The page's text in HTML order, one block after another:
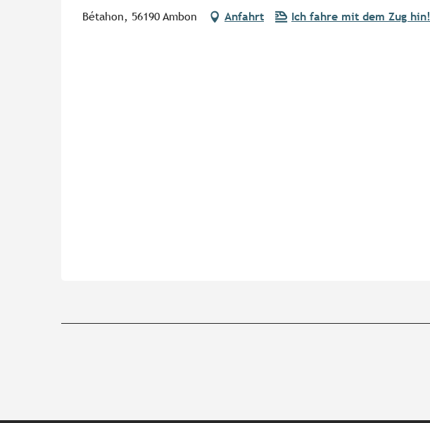
Bétahon, 56190 Ambon Anfahrt Ich fahre mit dem Zug hin!